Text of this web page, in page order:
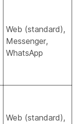
Web (standard),
Messenger,
WhatsApp
Web (standard),